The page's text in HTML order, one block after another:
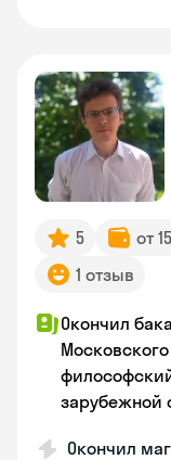
5 от
1 отзыв
Окончил
зарубежной
Окончил